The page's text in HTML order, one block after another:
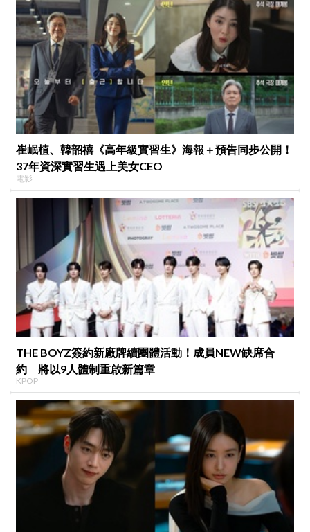
崔岷植、韓韶禧《高年級實習生》海報＋預告同步公開！
37年資深實習生遇上美女CEO
電影
THE BOYZ簽約新廠牌續團體活動！成員NEW缺席合
約 將以9人體制重啟新篇章
KPOP